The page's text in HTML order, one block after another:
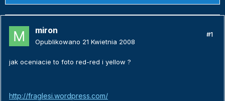
miron
Opublikowano 21 Kwietnia 2008
#1
jak oceniacie to foto red-red i yellow ?
http://fraglesi.wordpress.com/